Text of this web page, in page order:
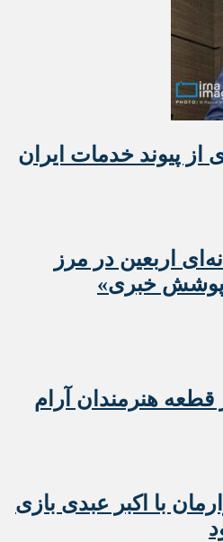
از پیوند خدمات ایران
اربعین در مرز
پوشش خبری»
قطعه هنرمندان آرام
با اکبر عبدی بازی